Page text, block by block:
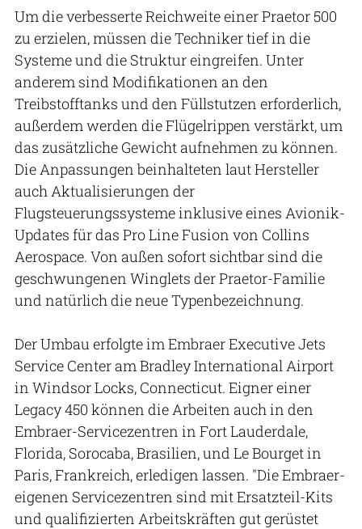
Um die verbesserte Reichweite einer Praetor 500
zu erzielen, müssen die Techniker tief in die
Systeme und die Struktur eingreifen. Unter
anderem sind Modifikationen an den
Treibstofftanks und den Füllstutzen erforderlich,
außerdem werden die Flügelrippen verstärkt, um
das zusätzliche Gewicht aufnehmen zu können.
Die Anpassungen beinhalteten laut Hersteller
auch Aktualisierungen der
Flugsteuerungssysteme inklusive eines Avionik-
Updates für das Pro Line Fusion von Collins
Aerospace. Von außen sofort sichtbar sind die
geschwungenen Winglets der Praetor-Familie
und natürlich die neue Typenbezeichnung.
Der Umbau erfolgte im Embraer Executive Jets
Service Center am Bradley International Airport
in Windsor Locks, Connecticut. Eigner einer
Legacy 450 können die Arbeiten auch in den
Embraer-Servicezentren in Fort Lauderdale,
Florida, Sorocaba, Brasilien, und Le Bourget in
Paris, Frankreich, erledigen lassen. "Die Embraer-
eigenen Servicezentren sind mit Ersatzteil-Kits
und qualifizierten Arbeitskräften gut gerüstet